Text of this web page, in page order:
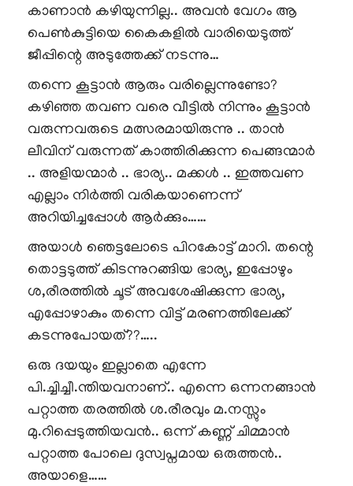
കാണാൻ കഴിയുന്നില്ല.. അവൻ വേഗം ആ
പെൺകുട്ടിയെ കൈകളിൽ വാരിയെടുത്ത്
ജീപ്പിന്റെ അടുത്തേക്ക് നടന്നു…
തന്നെ കൂട്ടാൻ ആരും വരില്ലെന്നുണ്ടോ?
കഴിഞ്ഞ തവണ വരെ വീട്ടിൽ നിന്നും കൂട്ടാൻ
വരുന്നവരുടെ മത്സരമായിരുന്നു .. താൻ
ലീവിന് വരുന്നത് കാത്തിരിക്കുന്ന പെങ്ങന്മാർ
.. അളിയന്മാർ .. ഭാര്യ.. മക്കൾ .. ഇത്തവണ
എല്ലാം നിർത്തി വരികയാണെന്ന്
അറിയിച്ചപ്പോൾ ആർക്കും……
അയാൾ ഞെട്ടലോടെ പിറകോട്ട് മാറി. തന്റെ
തൊട്ടടുത്ത് കിടന്നുറങ്ങിയ ഭാര്യ, ഇപ്പോഴും
ശ,രീരത്തിൽ ചൂട് അവശേഷിക്കുന്ന ഭാര്യ,
എപ്പോഴാകും തന്നെ വിട്ട് മരണത്തിലേക്ക്
കടന്നുപോയത്??…..
ഒരു ദയയും ഇല്ലാതെ എന്നേ
പി.ച്ചിച്ചീ.ന്തിയവനാണ്.. എന്നെ ഒന്നനങ്ങാൻ
പറ്റാത്ത തരത്തിൽ ശ.രീരവും മ.നസ്സും
മു.റിപ്പെടുത്തിയവൻ.. ഒന്ന് കണ്ണ് ചിമ്മാൻ
പറ്റാത്ത പോലെ ദുസ്വപ്നമായ ഒരുത്തൻ..
അയാളെ……